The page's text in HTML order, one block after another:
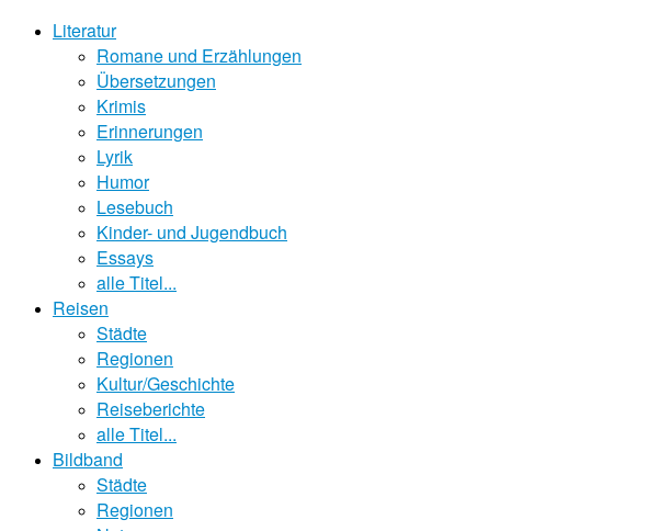
Literatur
Romane und Erzählungen
Übersetzungen
Krimis
Erinnerungen
Lyrik
Humor
Lesebuch
Kinder- und Jugendbuch
Essays
alle Titel...
Reisen
Städte
Regionen
Kultur/Geschichte
Reiseberichte
alle Titel...
Bildband
Städte
Regionen